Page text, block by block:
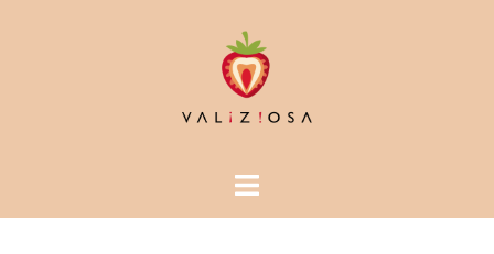
Mostra/Nascondi